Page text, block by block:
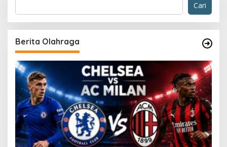
Cari
Berita Olahraga